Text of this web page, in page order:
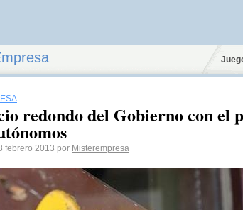
redondo del Gobierno con el
febrero 2013 por Misterempresa